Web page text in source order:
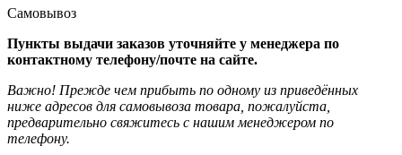
Самовывоз
Пункты выдачи заказов уточняйте у менеджера по
контактному телефону/почте на сайте.
Важно! Прежде чем прибыть по одному из приведённых
ниже адресов для самовывоза товара, пожалуйста,
предварительно свяжитесь с нашим менеджером по
телефону.